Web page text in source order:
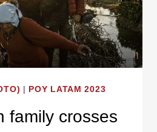
| POY LATAM 2023
family crosses